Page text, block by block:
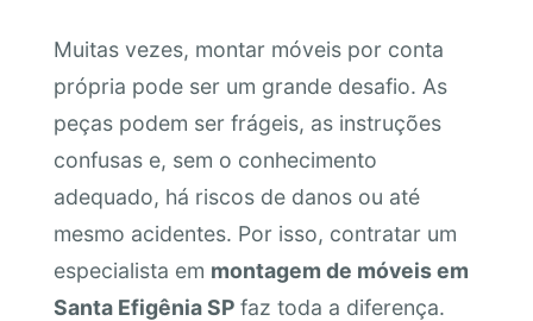
Muitas vezes, montar móveis por conta
própria pode ser um grande desafio. As
peças podem ser frágeis, as instruções
confusas e, sem o conhecimento
adequado, há riscos de danos ou até
mesmo acidentes. Por isso, contratar um
especialista em montagem de móveis em
Santa Efigênia SPfaz toda a diferença.